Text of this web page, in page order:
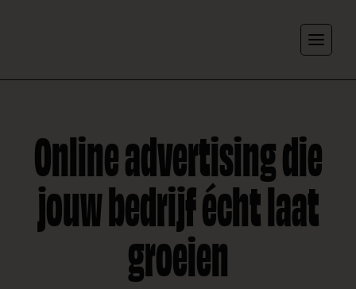
Online advertising die
jouw bedrijf écht laat
groeien